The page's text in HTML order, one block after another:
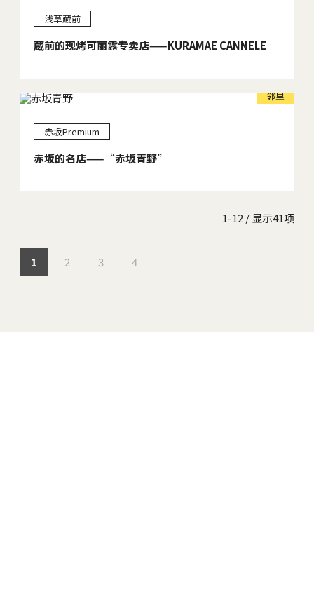
浅草藏前
蔵前的现烤可丽露专卖店——KURAMAE CANNELE
邻里
赤坂Premium
赤坂的名店——“赤坂青野”
1 2 3 4
1-12 / 显示41项